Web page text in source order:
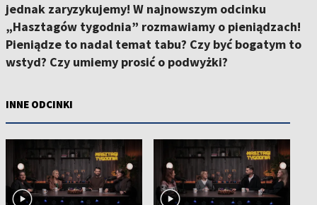
jednak zaryzykujemy! W najnowszym odcinku
„Hasztagów tygodnia” rozmawiamy o pieniądzach!
Pieniądze to nadal temat tabu? Czy być bogatym to
wstyd? Czy umiemy prosić o podwyżki?
INNE ODCINKI